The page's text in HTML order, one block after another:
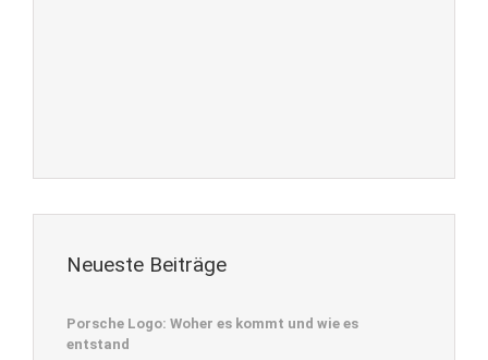
Neueste Beiträge
Porsche Logo: Woher es kommt und wie es
entstand